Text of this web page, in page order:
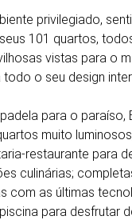
privilegiado,
101 quartos,
vistas para o
o seu design
para o paraíso,
muito
restaurante para
culinárias;
com as últimas
para desfrutar